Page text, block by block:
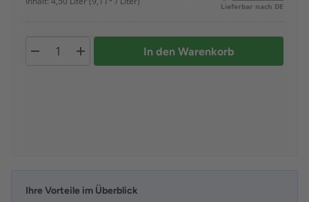
Lieferbar nach DE
In den Warenkorb
Ihre Vorteile im Überblick